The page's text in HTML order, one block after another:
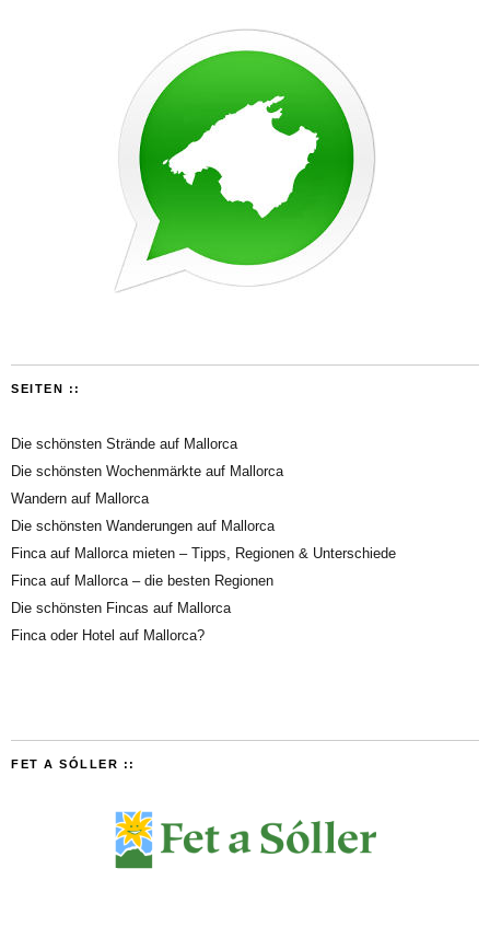
SEITEN ::
Die schönsten Strände auf Mallorca
Die schönsten Wochenmärkte auf Mallorca
Wandern auf Mallorca
Die schönsten Wanderungen auf Mallorca
Finca auf Mallorca mieten – Tipps, Regionen & Unterschiede
Finca auf Mallorca – die besten Regionen
Die schönsten Fincas auf Mallorca
Finca oder Hotel auf Mallorca?
FET A SÓLLER ::